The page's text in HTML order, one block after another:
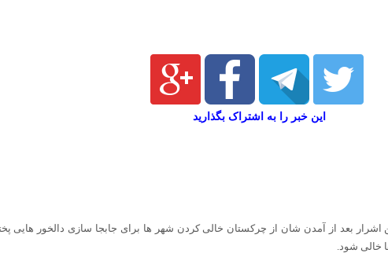
این خبر را به اشتراک بگذارید
بعد از آمدن شان از چرکستان خالی کردن شهر ها برای جابجا سازی دالخور هایی
خالی شود.